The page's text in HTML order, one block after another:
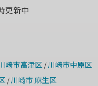
更新中
崎市高津区/川崎市中原区
/川崎市 麻生区